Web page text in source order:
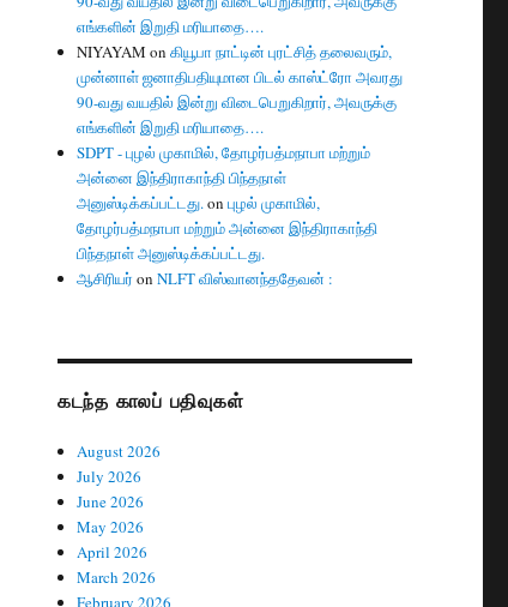
எங்களின் இறுதி மரியாதை….
NIYAYAM onகியூபா நாட்டின் புரட்சித் தலைவரும்,
முன்னாள் ஜனாதிபதியுமான பிடல் காஸ்ட்ரோ அவரது
90-வது வயதில் இன்று விடைபெறுகிறார், அவருக்கு
எங்களின் இறுதி மரியாதை….
SDPT - புழல் முகாமில், தோழர்பத்மநாபா மற்றும்
அன்னை இந்திராகாந்தி பிந்தநாள்
அனுஸ்டிக்கப்பட்டது.onபுழல் முகாமில்,
தோழர்பத்மநாபா மற்றும் அன்னை இந்திராகாந்தி
பிந்தநாள் அனுஸ்டிக்கப்பட்டது.
ஆசிரியர் onNLFT விஸ்வானந்ததேவன் :
கடந்த காலப் பதிவுகள்
August 2026
July 2026
June 2026
May 2026
April 2026
March 2026
February 2026